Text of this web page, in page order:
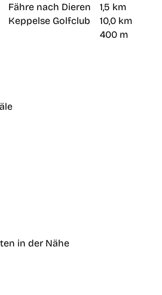
Fähre nach Dieren
1,5 km
Keppelse Golfclub
10,0 km
400 m
in der Nähe